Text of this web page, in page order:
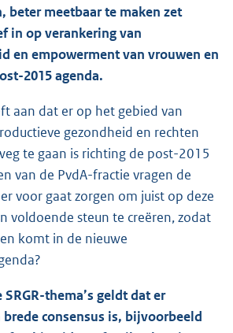
beter meetbaar te maken zet
in op verankering van
en empowerment van vrouwen en
2015 agenda.
aan dat er op het gebied van
gezondheid en rechten
te gaan is richting de post-2015
van de PvdA-fractie vragen de
voor gaat zorgen om juist op deze
voldoende steun te creëren, zodat
komt in de nieuwe
thema’s geldt dat er
consensus is, bijvoorbeeld